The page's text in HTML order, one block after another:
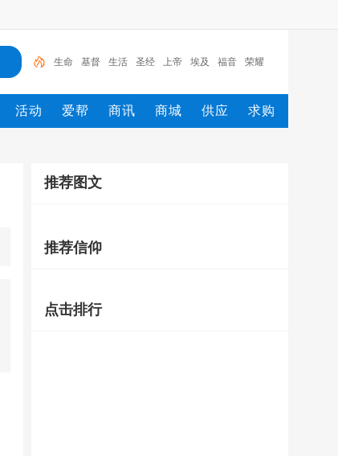
生命 基督 生活 圣经 上帝 埃及 福音 荣耀
信徒 十字架
活动 爱帮 商讯 商城 供应 求购
推荐图文
推荐信仰
点击排行